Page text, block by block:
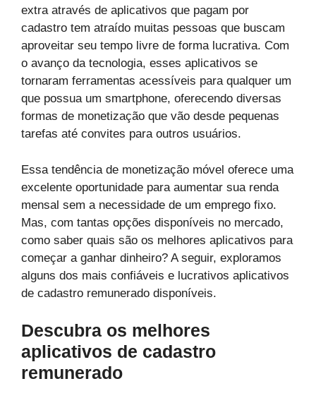
extra através de aplicativos que pagam por
cadastro tem atraído muitas pessoas que buscam
aproveitar seu tempo livre de forma lucrativa. Com
o avanço da tecnologia, esses aplicativos se
tornaram ferramentas acessíveis para qualquer um
que possua um smartphone, oferecendo diversas
formas de monetização que vão desde pequenas
tarefas até convites para outros usuários.
Essa tendência de monetização móvel oferece uma
excelente oportunidade para aumentar sua renda
mensal sem a necessidade de um emprego fixo.
Mas, com tantas opções disponíveis no mercado,
como saber quais são os melhores aplicativos para
começar a ganhar dinheiro? A seguir, exploramos
alguns dos mais confiáveis e lucrativos aplicativos
de cadastro remunerado disponíveis.
Descubra os melhores
aplicativos de cadastro
remunerado